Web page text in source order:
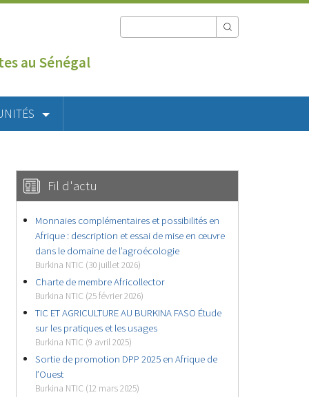
au Sénégal
Fil d'actu
Monnaies complémentaires et possibilités en
Afrique : description et essai de mise en œuvre
dans le domaine de l’agroécologie
Burkina NTIC (30 juillet 2026)
Charte de membre Africollector
Burkina NTIC (25 février 2026)
TIC ET AGRICULTURE AU BURKINA FASO Étude
sur les pratiques et les usages
Burkina NTIC (9 avril 2025)
Sortie de promotion DPP 2025 en Afrique de
l’Ouest
Burkina NTIC (12 mars 2025)